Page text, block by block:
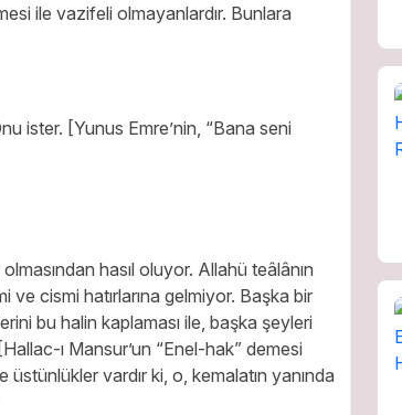
ile vazifeli olmayanlardır. Bunlara
ister. [Yunus Emre’nin, “Bana seni
hasıl oluyor. Allahü teâlânın
cismi hatırlarına gelmiyor. Başka bir
bu halin kaplaması ile, başka şeyleri
ı Mansur’un “Enel-hak” demesi
vardır ki, o, kemalatın yanında